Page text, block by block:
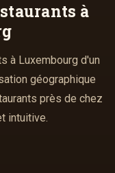
à
à Luxembourg d'un
géographique
près de chez
intuitive.